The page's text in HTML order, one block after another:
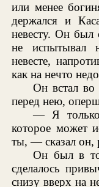
или менее
держался и
невесту. Он был
не испытывал
невесте,
как на нечто
Он встал во
перед нею,
— Я только
которое может
ты, — сказал он,
Он был в
сделалось
снизу вверх на